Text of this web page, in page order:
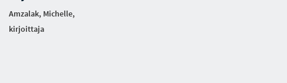
Amzalak, Michelle,
kirjoittaja